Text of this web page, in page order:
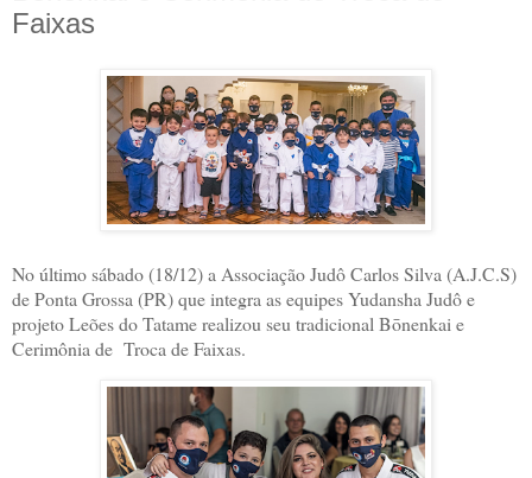
Faixas
No último sábado (18/12) a Associação Judô Carlos Silva (A.J.C.S)
de Ponta Grossa (PR) que integra as equipes Yudansha Judô e
projeto Leões do Tatame realizou seu tradicional Bōnenkai e
Cerimônia de Troca de Faixas.